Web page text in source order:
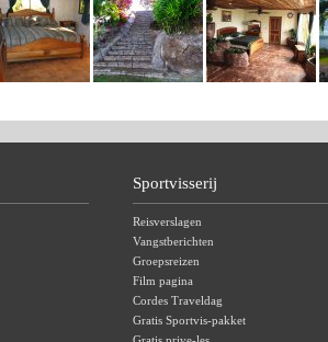
Sportvisserij
Reisverslagen
Vangstberichten
Groepsreizen
Film pagina
Cordes Traveldag
Gratis Sportvis-pakket